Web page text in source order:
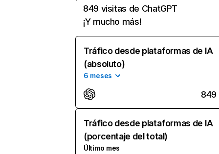
849 visitas de ChatGPT
¡Y mucho más!
Tráfico desde plataformas de IA
(absoluto)
6 meses
849
Tráfico desde plataformas de IA
(porcentaje del total)
Último mes